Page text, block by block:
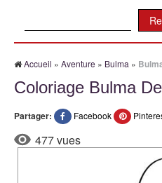
Accueil » Aventure » Bulma »
Coloriage Bulma
Partager: Facebook
477 vues